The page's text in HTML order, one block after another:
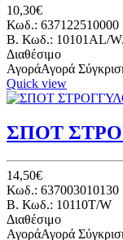
10,30€
Κωδ.: 637122510000
B. Κωδ.: 10101AL/
Διαθέσιμο
ΑγοράΑγορά
Quick view
ΣΠΟΤ
14,50€
Κωδ.: 637003010130
B. Κωδ.: 10110T/W
Διαθέσιμο
ΑγοράΑγορά